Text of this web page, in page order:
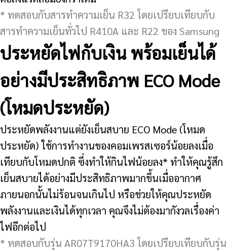
* ทดสอบกับสารทำความเย็น R32 โดยเปรียบเทียบกับ
สารทำความเย็นทั่วไป R410A และ R22 ของ Samsung
ประหยัดไฟกับเงิน พร้อมเย็นได้
อย่างมีประสิทธิภาพ ECO Mode
(โหมดประหยัด)
ประหยัดพลังงานแต่ยังเย็นสบาย ECO Mode (โหมด
ประหยัด) ใช้การทำงานของคอมเพรสเซอร์น้อยลงเมื่อ
เทียบกับโหมดปกติ ซึ่งทำให้กินไฟน้อยลง* ทำให้คุณรู้สึก
เย็นสบายได้อย่างมีประสิทธิภาพมากขึ้นเมื่ออากาศ
ภายนอกนั้นไม่ร้อนจนเกินไป หรือช่วยให้คุณประหยัด
พลังงานและเงินได้ทุกเวลา คุณจึงไม่ต้องมากังวลเรื่องค่า
ไฟอีกต่อไป
* ทดสอบกับรุ่น AR07T9170HA3 โดยเปรียบเทียบกับรุ่น